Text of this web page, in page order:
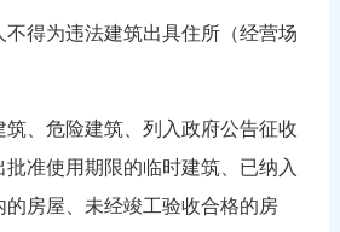
得为违法建筑出具住所（经营场
、危险建筑、列入政府公告征收
准使用期限的临时建筑、已纳入
房屋、未经竣工验收合格的房